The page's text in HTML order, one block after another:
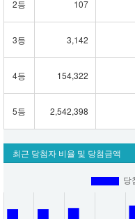
2등 107
3등 3,142
4등 154,322
5등 2,542,398
최근 당첨자 비율 및 당첨금액